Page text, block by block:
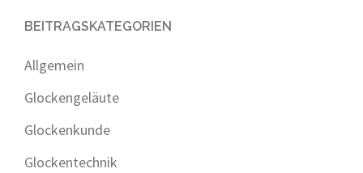
BEITRAGSKATEGORIEN
Allgemein
Glockengeläute
Glockenkunde
Glockentechnik